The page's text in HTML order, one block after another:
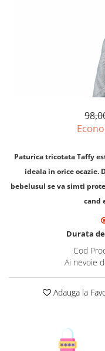
Paturica tricotata Taffy
ideala in orice
bebelusul se va simti
cand
Durata
Cod
Ai nevoie
Adauga la